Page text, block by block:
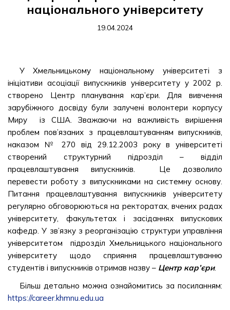
національного університету
19.04.2024
У Хмельницькому національному університеті з
ініціативи асоціації випускників університету у 2002 р.
створено Центр планування кар’єри. Для вивчення
зарубіжного досвіду були залучені волонтери корпусу
Миру із США. Зважаючи на важливість вирішення
проблем пов’язаних з працевлаштуванням випускників,
наказом № 270 від 29.12.2003 року в університеті
створений структурний підрозділ – відділ
працевлаштування випускників. Це дозволило
перевести роботу з випускниками на системну основу.
Питання працевлаштування випускників університету
регулярно обговорюються на ректоратах, вчених радах
університету, факультетах і засіданнях випускових
кафедр. У зв’язку з реорганізацію структури управління
університетом підрозділ Хмельницького національного
університету щодо сприяння працевлаштуванню
студентів і випускників отримав назву – Центр кар’єри.
Більш детально можна ознайомитись за посиланням:
https://career.khmnu.edu.ua